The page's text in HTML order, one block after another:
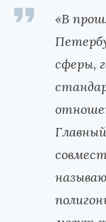
«В
сферы,